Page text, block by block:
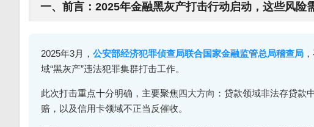
一、前言：2025年金融黑灰产打击行动启动，这些风险
2025年3月， 公安部经济犯罪侦查局联合国家金融监管总局稽查局
域“黑灰产”违法犯罪集群打击工作。
此次打击重点十分明确，主要聚焦四大方向：贷款领域非法存贷款
赔，以及信用卡领域不正当反催收。